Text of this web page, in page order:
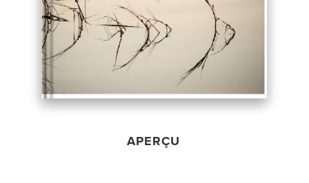
APERÇU